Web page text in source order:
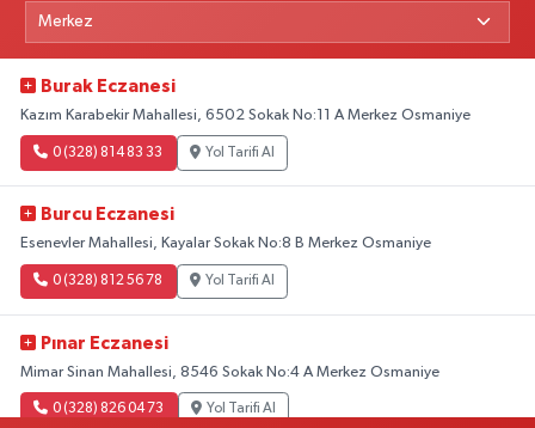
Burak Eczanesi
Kazım Karabekir Mahallesi, 6502 Sokak No:11 A Merkez Osmaniye
0 (328) 814 83 33 Yol Tarifi Al
Burcu Eczanesi
Esenevler Mahallesi, Kayalar Sokak No:8 B Merkez Osmaniye
0 (328) 812 56 78 Yol Tarifi Al
Pınar Eczanesi
Mimar Sinan Mahallesi, 8546 Sokak No:4 A Merkez Osmaniye
0 (328) 826 04 73 Yol Tarifi Al